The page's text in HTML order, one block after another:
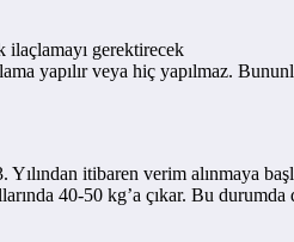
gerektirecek
yapılır veya hiç yapılmaz.
Yılından itibaren verim alınmaya
40-50 kg’a çıkar. Bu